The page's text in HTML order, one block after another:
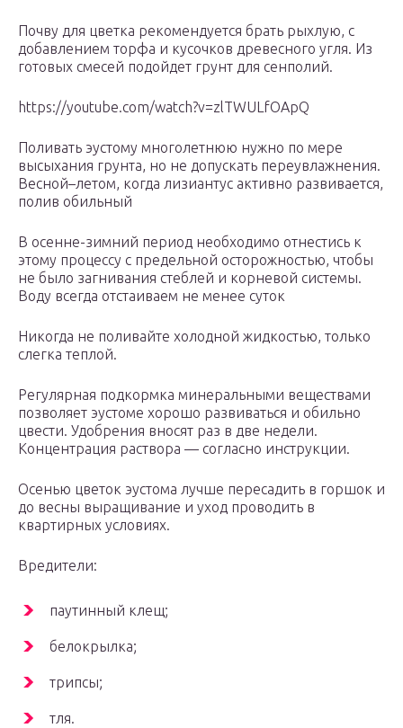
Почву для цветка рекомендуется брать рыхлую, с
добавлением торфа и кусочков древесного угля. Из
готовых смесей подойдет грунт для сенполий.
https://youtube.com/watch?v=zlTWULfOApQ
Поливать эустому многолетнюю нужно по мере
высыхания грунта, но не допускать переувлажнения.
Весной–летом, когда лизиантус активно развивается,
полив обильный
В осенне-зимний период необходимо отнестись к
этому процессу с предельной осторожностью, чтобы
не было загнивания стеблей и корневой системы.
Воду всегда отстаиваем не менее суток
Никогда не поливайте холодной жидкостью, только
слегка теплой.
Регулярная подкормка минеральными веществами
позволяет эустоме хорошо развиваться и обильно
цвести. Удобрения вносят раз в две недели.
Концентрация раствора — согласно инструкции.
Осенью цветок эустома лучше пересадить в горшок и
до весны выращивание и уход проводить в
квартирных условиях.
Вредители:
паутинный клещ;
белокрылка;
трипсы;
тля.